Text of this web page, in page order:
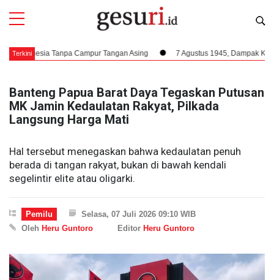
Terkini
Tanpa Campur Tangan Asing 7 Agustus 1945, Dampak Krusial
Banteng Papua Barat Daya Tegaskan Putusan
MK Jamin Kedaulatan Rakyat, Pilkada
Langsung Harga Mati
Hal tersebut menegaskan bahwa kedaulatan penuh
berada di tangan rakyat, bukan di bawah kendali
segelintir elite atau oligarki.
Pemilu
Selasa, 07 Juli 2026 09:10 WIB
Oleh Heru Guntoro Editor Heru Guntoro